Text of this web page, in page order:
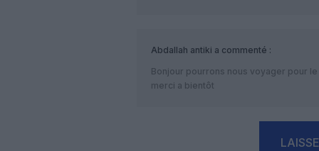
Abdallah antiki a commenté :
Bonjour pourrons nous voyager pour
merci a bientôt